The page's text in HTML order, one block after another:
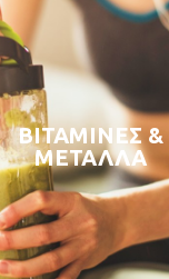
ΒΙΤΑΜΙΝΕΣ &
ΜΕΤΑΛΛΑ
ΔΕΙΤΕ ΠΕΡΙΣΣΟΤΕΡΑ